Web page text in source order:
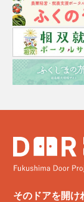
そのドアを開け